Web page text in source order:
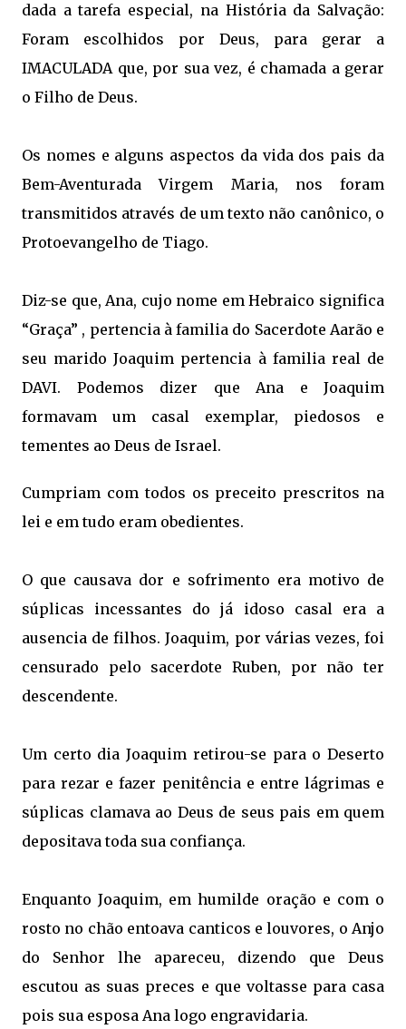
dada a tarefa especial, na História da Salvação:
Foram escolhidos por Deus, para gerar a
IMACULADA que, por sua vez, é chamada a gerar
o Filho de Deus.
Os nomes e alguns aspectos da vida dos pais da
Bem-Aventurada Virgem Maria, nos foram
transmitidos através de um texto não canônico, o
Protoevangelho de Tiago.
Diz-se que, Ana, cujo nome em Hebraico significa
“Graça” , pertencia à familia do Sacerdote Aarão e
seu marido Joaquim pertencia à familia real de
DAVI. Podemos dizer que Ana e Joaquim
formavam um casal exemplar, piedosos e
tementes ao Deus de Israel.
Cumpriam com todos os preceito prescritos na
lei e em tudo eram obedientes.
O que causava dor e sofrimento era motivo de
súplicas incessantes do já idoso casal era a
ausencia de filhos. Joaquim, por várias vezes, foi
censurado pelo sacerdote Ruben, por não ter
descendente.
Um certo dia Joaquim retirou-se para o Deserto
para rezar e fazer penitência e entre lágrimas e
súplicas clamava ao Deus de seus pais em quem
depositava toda sua confiança.
Enquanto Joaquim, em humilde oração e com o
rosto no chão entoava canticos e louvores, o Anjo
do Senhor lhe apareceu, dizendo que Deus
escutou as suas preces e que voltasse para casa
pois sua esposa Ana logo engravidaria.